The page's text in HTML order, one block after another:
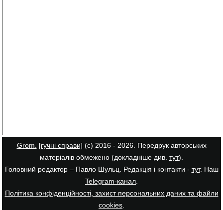
Grom. [гучні справи] (с) 2016 - 2026. Передрук авторських
матеріалів обмежено (докладніше див. тут).
Головний редактор – Павло Шульц. Редакція і контакти - тут. Наш
Telegram-канал.
Політика конфіденційності, захист персональних даних та файли
cookies.